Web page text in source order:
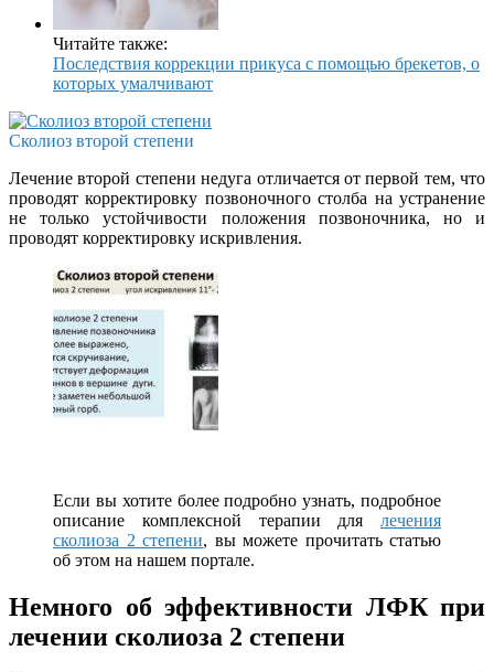
Читайте также:
Последствия коррекции прикуса с помощью брекетов, о
которых умалчивают
Сколиоз второй степени
Лечение второй степени недуга отличается от первой тем, что
проводят корректировку позвоночного столба на устранение
не только устойчивости положения позвоночника, но и
проводят корректировку искривления.
Если вы хотите более подробно узнать, подробное
описание комплексной терапии для лечения
сколиоза 2 степени, вы можете прочитать статью
об этом на нашем портале.
Немного об эффективности ЛФК при
лечении сколиоза 2 степени